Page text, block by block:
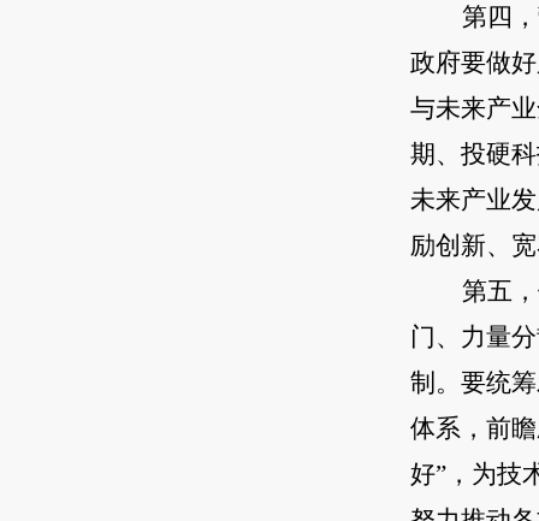
第四
政府要做
与未来产
期、投硬
未来产业
励创新、
第五
门、力量
制。要统
体系，前
好”，为技